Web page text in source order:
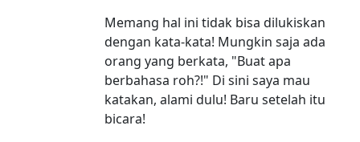
Memang hal ini tidak bisa dilukiskan
dengan kata-kata! Mungkin saja ada
orang yang berkata, "Buat apa
berbahasa roh?!" Di sini saya mau
katakan, alami dulu! Baru setelah itu
bicara!